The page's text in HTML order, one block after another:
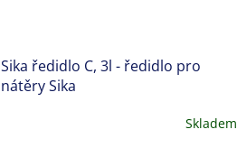
Sika ředidlo C, 3l - ředidlo pro
nátěry Sika
Skladem